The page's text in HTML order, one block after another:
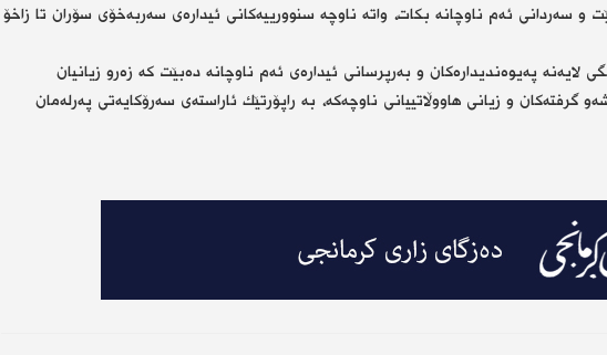
و سەردانی ئەم ناوچانە بكات، واتە ناوچە سنوورییەكانی ئیدارەی سەربەخۆی سۆران تا زاخۆ
لایەنە پەیوەندیدارەكان و بەرپرسانی ئیدارەی ئەم ناوچانە دەبێت كە زەرو زیانیان
گرفتەكان و زیانی هاووڵاتییانی ناوچەكە، بە راپۆرتێك ئاراستەی سەرۆكایەتی پەرلەمان